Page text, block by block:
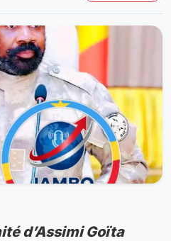
d’Assimi Goïta